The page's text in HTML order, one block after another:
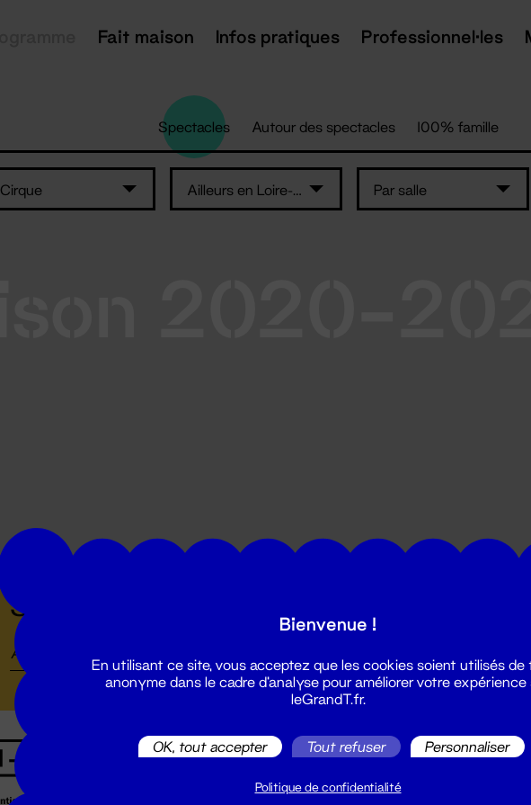
Fait maison Infos pratiques Professionnel·les
Spectacles Autour des spectacles 100% famille
Cirque Ailleurs en Loire-Atlantique Par salle
Suivez toutes les actualités du Grand T :
Billetterie
billetterie@leGrandT.fr
Bienvenue !
En utilisant ce site, vous acceptez que les cookies soient utilisés de
anonyme dans le cadre d'analyse pour améliorer votre expérience
leGrandT.fr.
OK, tout accepter Tout refuser Personnaliser
Politique de confidentialité